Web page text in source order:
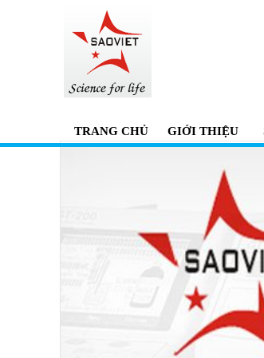
TRANG CHỦ GIỚI THIỆU